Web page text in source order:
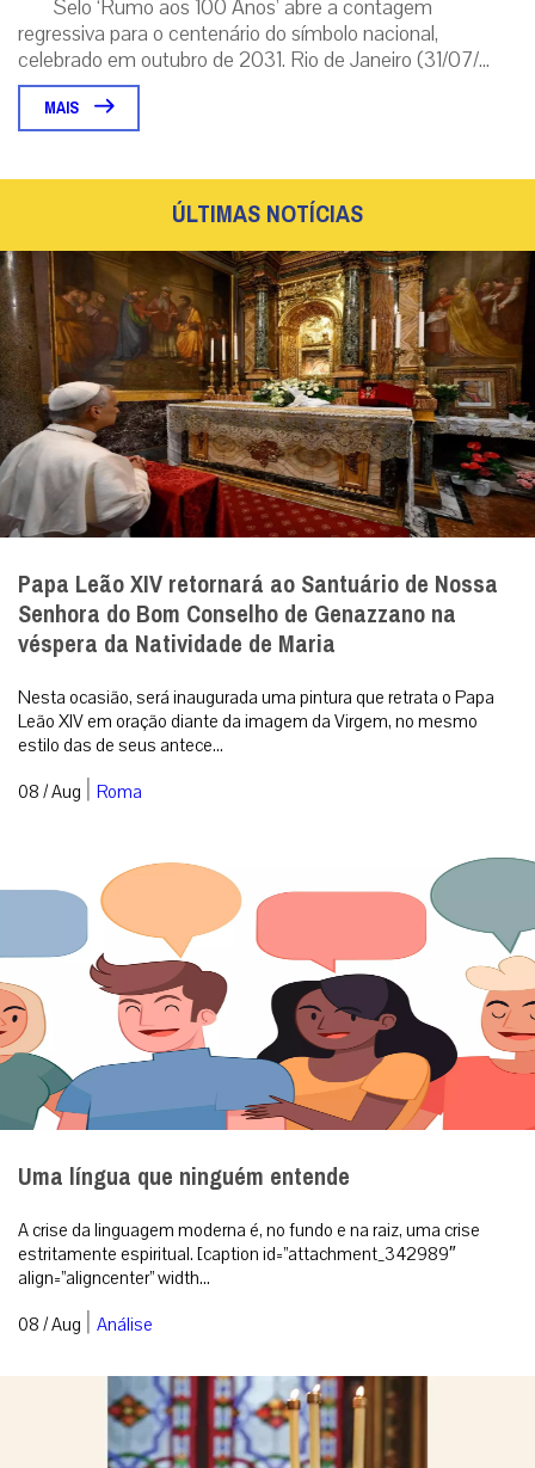
Selo ‘Rumo aos 100 Anos’ abre a contagem
regressiva para o centenário do símbolo nacional,
celebrado em outubro de 2031. Rio de Janeiro (31/07/...
MAIS
ÚLTIMAS NOTÍCIAS
Papa Leão XIV retornará ao Santuário de Nossa
Senhora do Bom Conselho de Genazzano na
véspera da Natividade de Maria
Nesta ocasião, será inaugurada uma pintura que retrata o Papa
Leão XIV em oração diante da imagem da Virgem, no mesmo
estilo das de seus antece...
08 / Aug | Roma
Uma língua que ninguém entende
A crise da linguagem moderna é, no fundo e na raiz, uma crise
estritamente espiritual. [caption id=”attachment_342989″
align=”aligncenter” width...
08 / Aug | Análise